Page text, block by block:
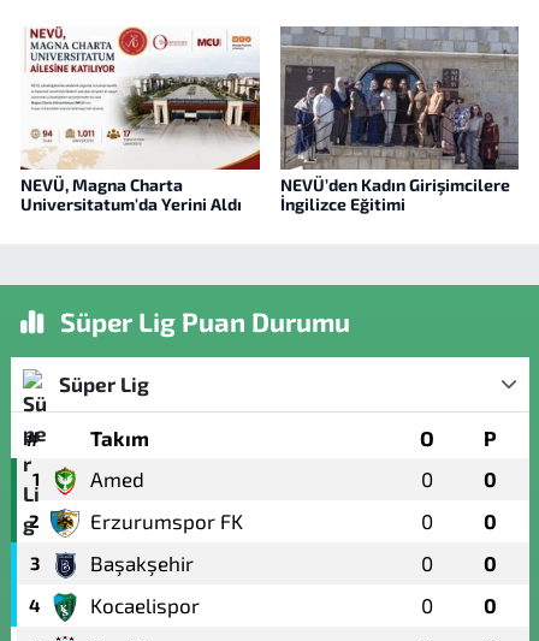
NEVÜ, Magna Charta
Universitatum'da Yerini Aldı
NEVÜ’den Kadın Girişimcilere
İngilizce Eğitimi
Süper Lig Puan Durumu
Süper Lig
# Takım O P
1 Amed 0 0
2 Erzurumspor FK 0 0
3 Başakşehir 0 0
4 Kocaelispor 0 0